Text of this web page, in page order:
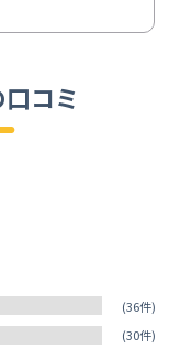
コミ
(36件)
(30件)